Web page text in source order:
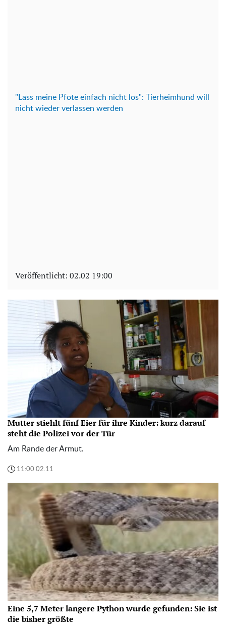
"Lass meine Pfote einfach nicht los": Tierheimhund will
nicht wieder verlassen werden
Veröffentlicht: 02.02 19:00
Mutter stiehlt fünf Eier für ihre Kinder: kurz darauf
steht die Polizei vor der Tür
Am Rande der Armut.
11:00 02.11
Eine 5,7 Meter langere Python wurde gefunden: Sie ist
die bisher größte